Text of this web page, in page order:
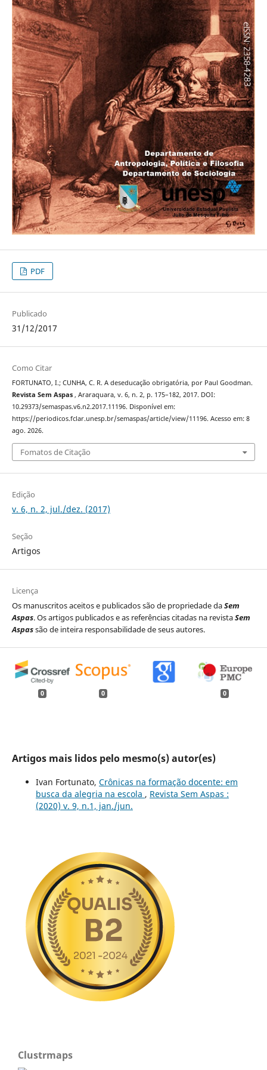
PDF
Publicado
31/12/2017
Como Citar
FORTUNATO, I.; CUNHA, C. R. A deseducação obrigatória, por Paul Goodman.
Revista Sem Aspas , Araraquara, v. 6, n. 2, p. 175–182, 2017. DOI:
10.29373/semaspas.v6.n2.2017.11196. Disponível em:
https://periodicos.fclar.unesp.br/semaspas/article/view/11196. Acesso em: 8
ago. 2026.
Fomatos de Citação
Edição
v. 6, n. 2, jul./dez. (2017)
Seção
Artigos
Licença
Os manuscritos aceitos e publicados são de propriedade daSem
Aspas. Os artigos publicados e as referências citadas na revistaSem
Aspassão de inteira responsabilidade de seus autores.
0 0 0
Artigos mais lidos pelo mesmo(s) autor(es)
Ivan Fortunato, Crônicas na formação docente: em
busca da alegria na escola , Revista Sem Aspas :
(2020) v. 9, n.1, jan./jun.
Clustrmaps